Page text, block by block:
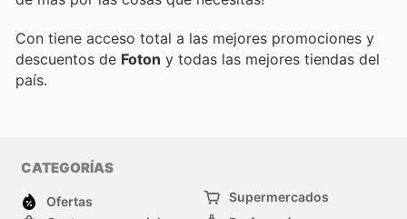
Con tiene acceso total a las mejores promociones y
descuentos de Foton y todas las mejores tiendas del
país.
CATEGORÍAS
Ofertas
Supermercados